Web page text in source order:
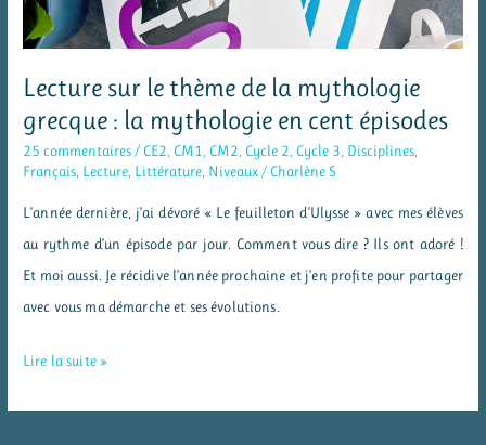
Lecture sur le thème de la mythologie
grecque : la mythologie en cent épisodes
25 commentaires/ CE2, CM1, CM2, Cycle 2, Cycle 3, Disciplines,
Français, Lecture, Littérature, Niveaux/ Charlène S
L’année dernière, j’ai dévoré « Le feuilleton d’Ulysse » avec mes élèves
au rythme d’un épisode par jour. Comment vous dire ? Ils ont adoré !
Et moi aussi. Je récidive l’année prochaine et j’en profite pour partager
avec vous ma démarche et ses évolutions.
Lecture
Lire la suite »